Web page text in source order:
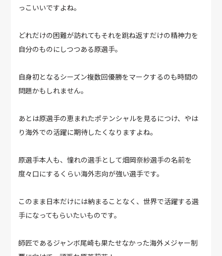
っこいいですよね。
どれだけの困難が訪れてもそれを跳ね返すだけの精神力を
自分のものにしつつある原選手。
自身初となるシーズン複数回優勝をマークするのも時間の
問題かもしれません。
あとは原選手の恵まれたポテンシャルを見るにつけ、やは
り海外での活躍に期待したくなりますよね。
原選手本人も、憧れの選手として畑岡奈紗選手の名前を
度々口にするくらい海外志向が強い選手です。
このまま日本だけには納まることなく、世界で活躍する選
手になってもらいたいものです。
師匠であるジャンボ尾崎も果たせなかった海外メジャー制